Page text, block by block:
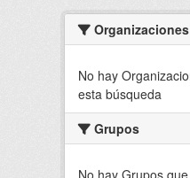
Organizaciones
No hay
esta búsqueda
Grupos
No hay Grupos